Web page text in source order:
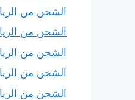
الشحن من
الشحن من
الشحن من
الشحن من
الشحن من